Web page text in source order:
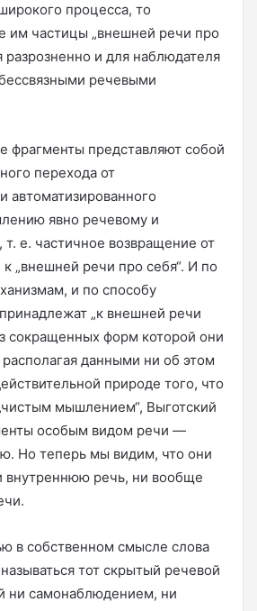
процесса, то
им частицы „внешней речи про
разрозненно и для наблюдателя
речевыми
фрагменты представляют собой
перехода от
автоматизированного
явно речевому и
т. е. частичное возвращение от
„внешней речи про себя“. И по
и по способу
„к внешней речи
сокращенных форм которой они
данными ни об этом
природе того, что
мышлением“, Выготский
особым видом речи —
Но теперь мы видим, что они
внутреннюю речь, ни вообще
в собственном смысле слова
тот скрытый речевой
ни самонаблюдением, ни